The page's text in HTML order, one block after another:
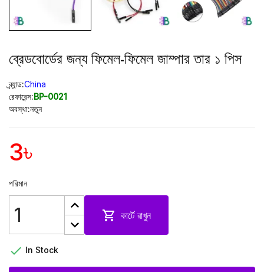
ব্রেডবোর্ডের জন্য ফিমেল-ফিমেল জাম্পার তার ১ পিস
ব্র্যান্ড:China
রেফারেন্স:BP-0021
অবস্থা:নতুন
3৳
পরিমান
 কার্টে রাখুন
 In Stock